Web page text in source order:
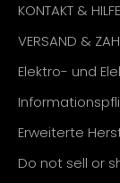
KONTAKT & HILFE
VERSAND &
Elektro- und
Erweiterte
Do not sell or